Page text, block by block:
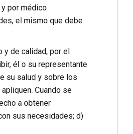
por médico
el mismo que debe
y de calidad, por el
él o su representante
su salud y sobre los
Cuando se
a obtener
sus necesidades; d)